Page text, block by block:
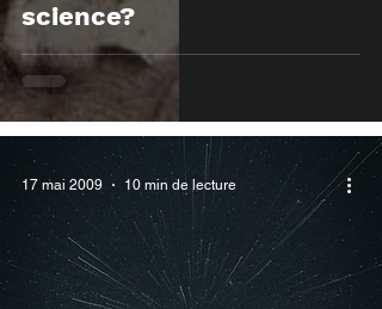
science?
17 mai 2009 10 min de lecture